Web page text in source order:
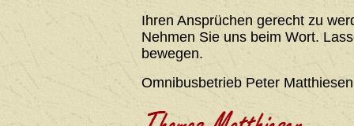
Ihren Ansprüchen gerecht zu
Nehmen Sie uns beim Wort.
bewegen.
Omnibusbetrieb Peter Matthiesen